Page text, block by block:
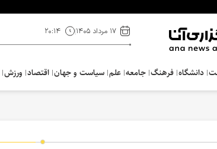
۱۷ مرداد ۱۴۰۵ ۲۰:۱۴
دانشگاه فرهنگ‌ جامعه علم سیاست و جهان اقتصاد ورزش